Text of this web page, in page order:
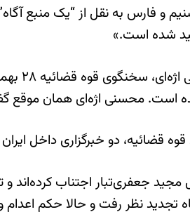
و فارس به نقل از “یک منبع
شده است.»
محسنی اژه‌ای همان موقع
قضائیه، دو خبرگزاری داخل
مجید جعفری‌تبار اجتناب
تجدید نظر رفت و حالا حکم